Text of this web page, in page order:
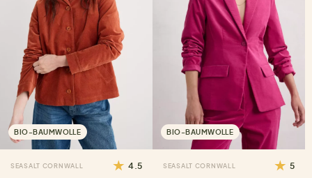
BIO-BAUMWOLLE
SEASALT CORNWALL 4.5
BIO-BAUMWOLLE
SEASALT CORNWALL 5